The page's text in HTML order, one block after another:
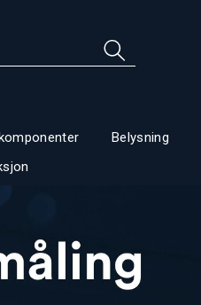
Belysning